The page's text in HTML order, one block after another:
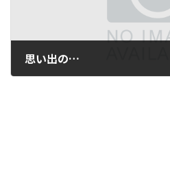
思い出の…